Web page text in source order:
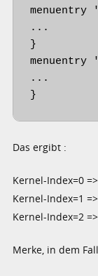
...
}
...
}
Das ergibt :
Kernel-Index=0
Kernel-Index=1
Kernel-Index=2
Merke, in dem